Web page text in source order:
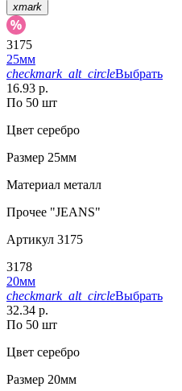
xmark
3175
25мм
checkmark_alt_circleВыбрать
16.93 р.
По 50 шт
Цвет серебро
Размер 25мм
Материал металл
Прочее "JEANS"
Артикул 3175
3178
20мм
checkmark_alt_circleВыбрать
32.34 р.
По 50 шт
Цвет серебро
Размер 20мм